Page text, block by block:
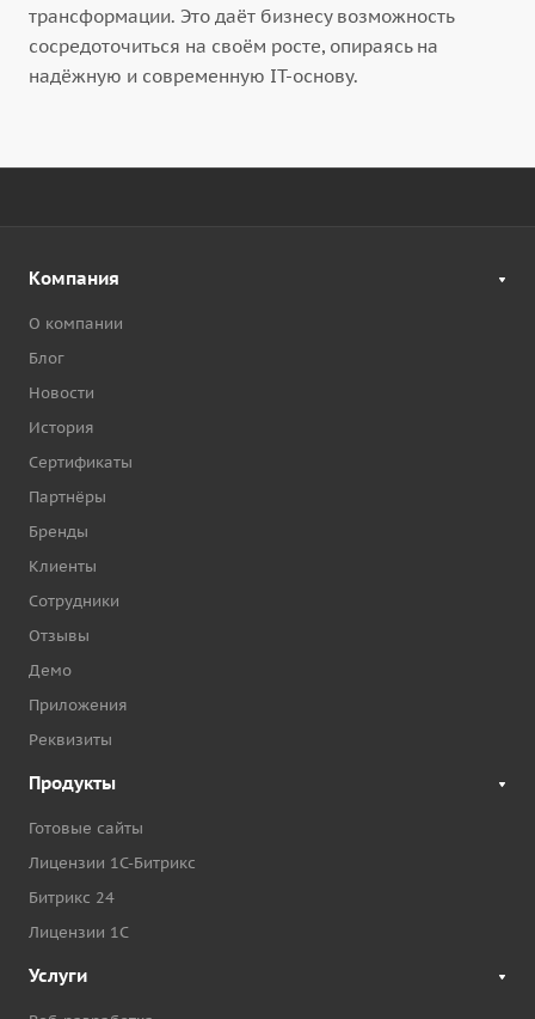
трансформации. Это даёт бизнесу возможность
сосредоточиться на своём росте, опираясь на
надёжную и современную IT-основу.
Компания
О компании
Блог
Новости
История
Сертификаты
Партнёры
Бренды
Клиенты
Сотрудники
Отзывы
Демо
Приложения
Реквизиты
Продукты
Готовые сайты
Лицензии 1С-Битрикс
Битрикс 24
Лицензии 1С
Услуги